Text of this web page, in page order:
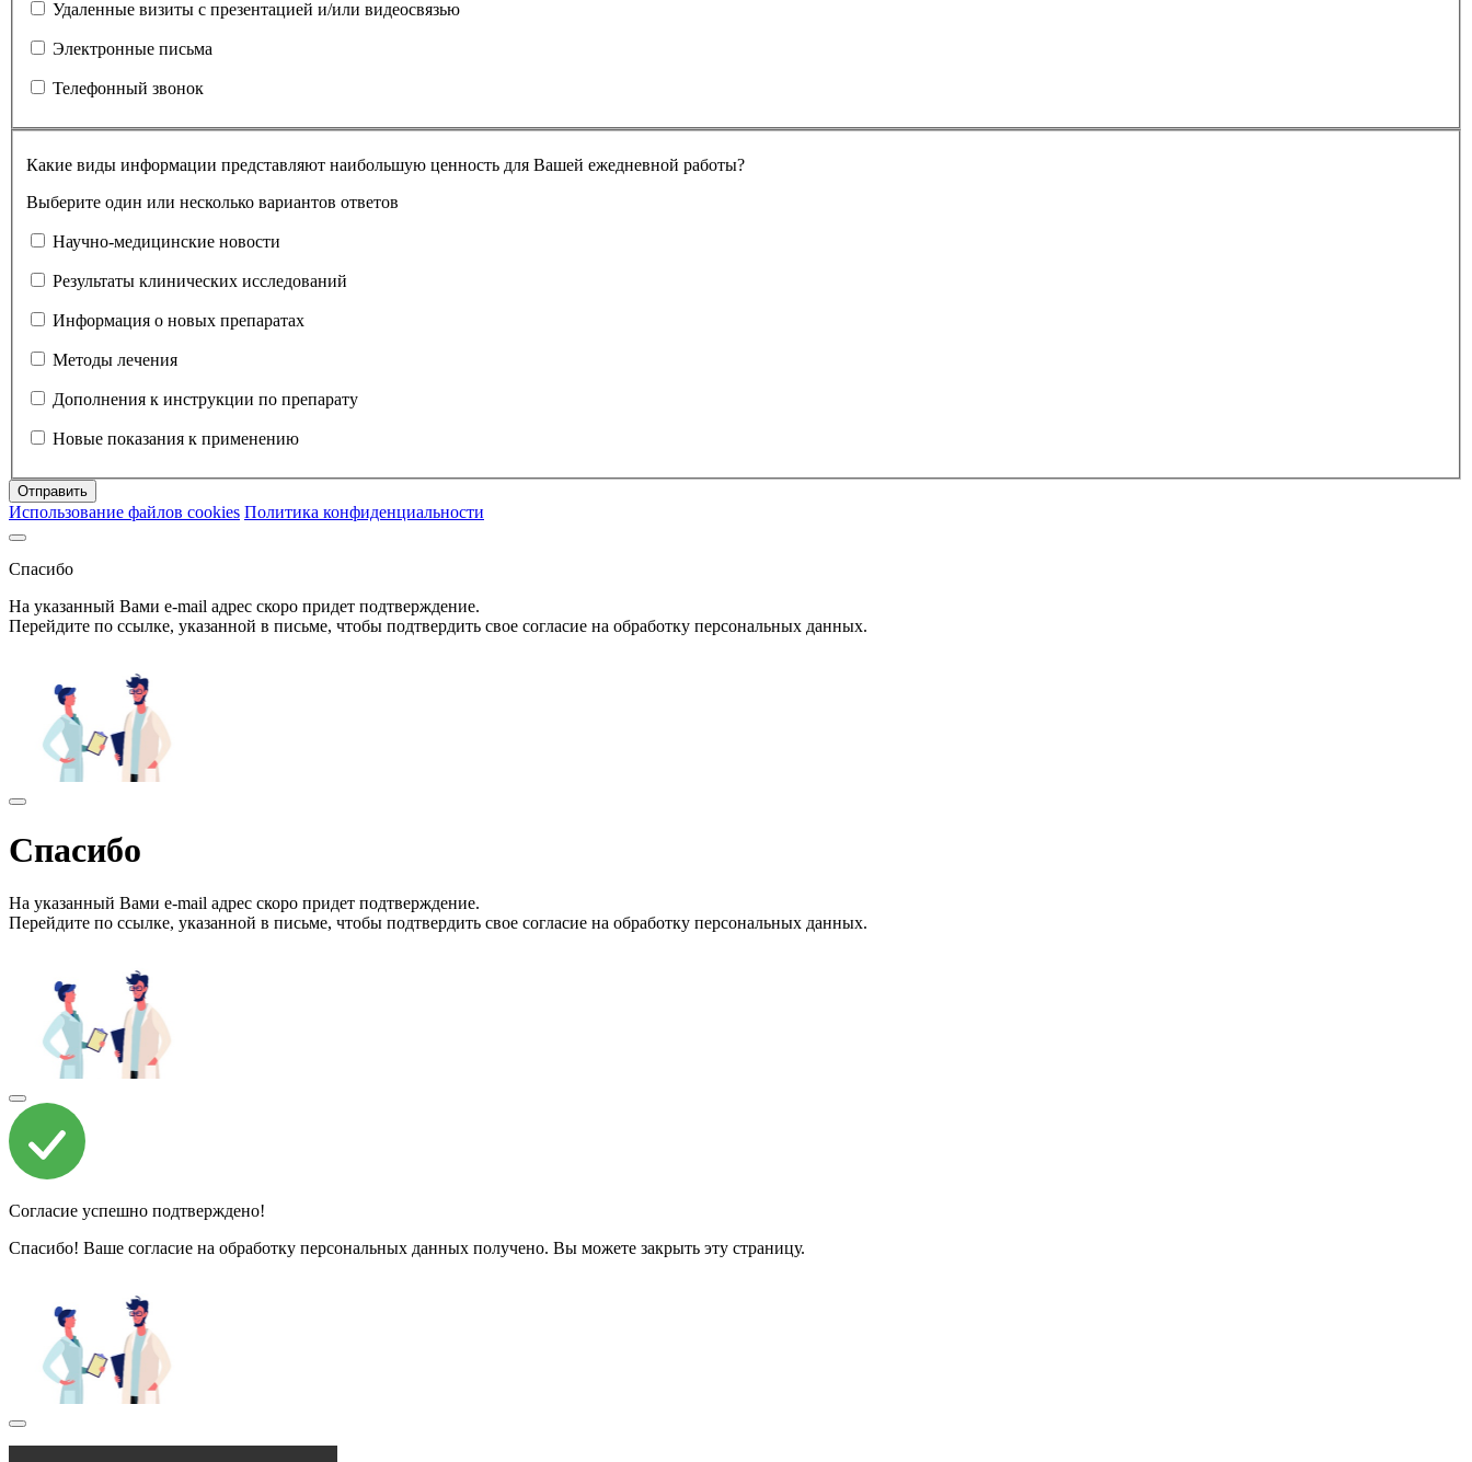
Удаленные визиты с презентацией и/или видеосвязью
Электронные письма
Телефонный звонок
Какие виды информации представляют наибольшую ценность для Вашей ежедневной работы?
Выберите один или несколько вариантов ответов
Научно-медицинские новости
Результаты клинических исследований
Информация о новых препаратах
Методы лечения
Дополнения к инструкции по препарату
Новые показания к применению
Отправить
Использование файлов cookies Политика конфиденциальности
Спасибо
На указанный Вами e-mail адрес скоро придет подтверждение.
Перейдите по ссылке, указанной в письме, чтобы подтвердить свое согласие на обработку персональных данных.
Спасибо
На указанный Вами e-mail адрес скоро придет подтверждение.
Перейдите по ссылке, указанной в письме, чтобы подтвердить свое согласие на обработку персональных данных.
Согласие успешно подтверждено!
Спасибо! Ваше согласие на обработку персональных данных получено. Вы можете закрыть эту страницу.